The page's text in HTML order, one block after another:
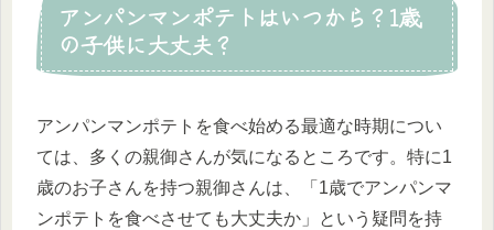
アンパンマンポテトはいつから？1歳
の子供に大丈夫？
アンパンマンポテトを食べ始める最適な時期につい
ては、多くの親御さんが気になるところです。特に1
歳のお子さんを持つ親御さんは、「1歳でアンパンマ
ンポテトを食べさせても大丈夫か」という疑問を持